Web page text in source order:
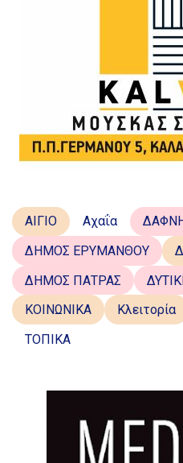
ΑΙΓΙΟ Αχαΐα
ΔΗΜΟΣ ΕΡΥΜΑΝΘΟΥ
ΔΗΜΟΣ ΠΑΤΡΑΣ
ΚΟΙΝΩΝΙΚΑ
Κλειτορία
ΤΟΠΙΚΑ